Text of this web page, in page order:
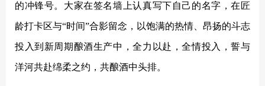
的冲锋号。大家在签名墙上认真写下自己的名字，在匠
龄打卡区与“时间”合影留念，以饱满的热情、昂扬的斗志
投入到新周期酿酒生产中，全力以赴，全情投入，誓与
洋河共赴绵柔之约，共酿酒中头排。